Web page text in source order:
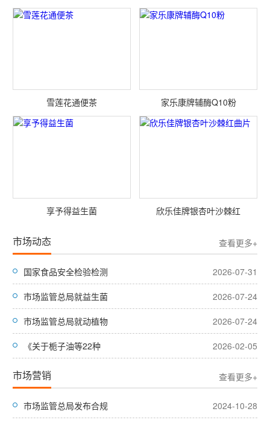
雪莲花通便茶 家乐康牌辅酶Q10粉
享予得益生菌 欣乐佳牌银杏叶沙棘红
市场动态 查看更多+
国家食品安全检验检测 2026-07-31
市场监管总局就益生菌 2026-07-24
市场监管总局就动植物 2026-07-24
《关于栀子油等22种 2026-02-05
市场营销 查看更多+
市场监管总局发布合规 2024-10-28